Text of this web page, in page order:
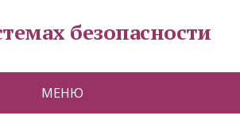
безопасности
МЕНЮ